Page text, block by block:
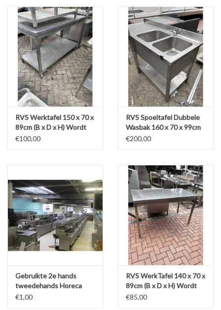
RVS Werktafel 150 x 70 x
89cm (B x D x H) Wordt
schoongemaakt bij
€100,00
RVS Spoeltafel Dubbele
Wasbak 160 x 70 x 99cm
(B x D x H) Wordt
€200,00
Gebruikte 2e hands
tweedehands Horeca
Apparatuur
€1,00
RVS WerkTafel 140 x 70 x
89cm (B x D x H) Wordt
Schoongemaakt Voor
€85,00